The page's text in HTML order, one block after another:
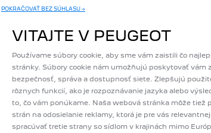
CENNÍK & KATALÓG
UŽITOČNÉ LINKY SERVIS
POKRAČOVAŤ BEZ SÚHLASU →
VITAJTE V PEUGEOT
Používame súbory cookie, aby sme vám zaistili čo
stránky. Súbory cookie nám umožňujú poskytovať vám
bezpečnosť, správa a dostupnosť siete. Zlepšujú
rôznych funkcií, ako je rozpoznávanie jazyka alebo
to, čo vám ponúkame. Naša webová stránka môže tiež
strán na odosielanie reklamy, ktorá je pre vás
spracúvať tretie strany so sídlom v krajinách mimo